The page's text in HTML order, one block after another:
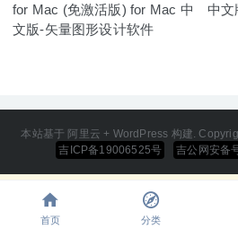
for Mac (免激活版) for Mac 中
文版-矢量图形设计软件
中文
本站基于 阿里云 + WordPress 构建.
吉ICP备19006525号
吉公网安备
首页 分类